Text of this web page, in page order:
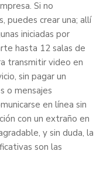
Si no
puedes crear una; allí
iniciadas por
hasta 12 salas de
transmitir video en
sin pagar un
o mensajes
en línea sin
con un extraño en
y sin duda, la
son las